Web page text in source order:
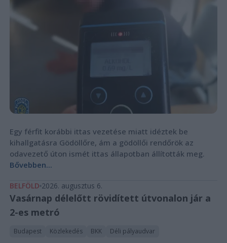
Egy férfit korábbi ittas vezetése miatt idéztek be
kihallgatásra Gödöllőre, ám a gödöllői rendőrök az
odavezető úton ismét ittas állapotban állították meg.
Bővebben...
BELFÖLD 2026. augusztus 6.
Vasárnap délelőtt rövidített útvonalon jár a
2-es metró
Budapest Közlekedés BKK Déli pályaudvar